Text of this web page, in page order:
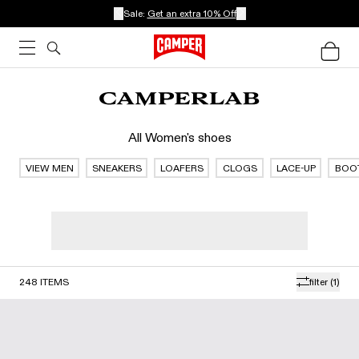
Sale: Get an extra 10% Off
All Women's shoes
VIEW MEN SNEAKERS LOAFERS CLOGS LACE-UP
filter (1)
248 ITEMS